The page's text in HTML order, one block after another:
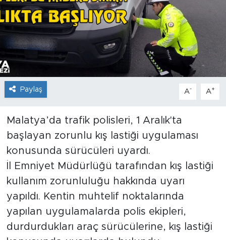
Paylaş A- A+
Malatya’da trafik polisleri, 1 Aralık'ta
başlayan zorunlu kış lastiği uygulaması
konusunda sürücüleri uyardı.
İl Emniyet Müdürlüğü tarafından kış lastiği
kullanım zorunluluğu hakkında uyarı
yapıldı. Kentin muhtelif noktalarında
yapılan uygulamalarda polis ekipleri,
durdurdukları araç sürücülerine, kış lastiği
Dünya
Spor
Yazıhan
Kuluncak
Yeşilyurt
Akçadağ
Doğanyol
Arapgir
Arguvan